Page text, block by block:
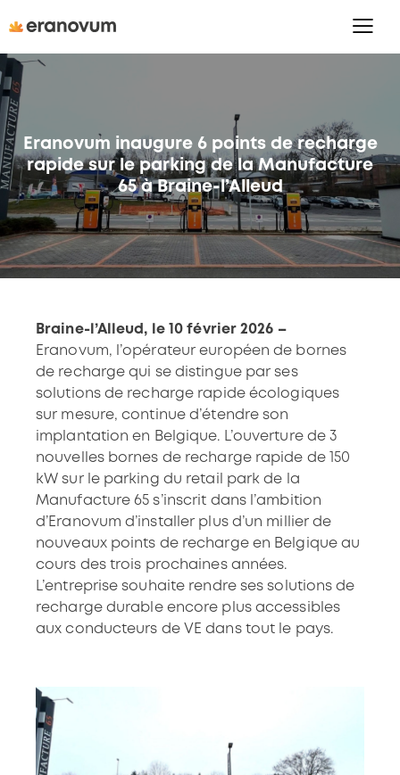
Eranovum inaugure 6 points de recharge
rapide sur le parking de la Manufacture
65 à Braine-l’Alleud
Braine-l’Alleud, le 10 février 2026 –
Eranovum, l’opérateur européen de bornes
de recharge qui se distingue par ses
solutions de recharge rapide écologiques
sur mesure, continue d’étendre son
implantation en Belgique. L’ouverture de 3
nouvelles bornes de recharge rapide de 150
kW sur le parking du retail park de la
Manufacture 65 s’inscrit dans l’ambition
d’Eranovum d’installer plus d’un millier de
nouveaux points de recharge en Belgique au
cours des trois prochaines années.
L’entreprise souhaite rendre ses solutions de
recharge durable encore plus accessibles
aux conducteurs de VE dans tout le pays.